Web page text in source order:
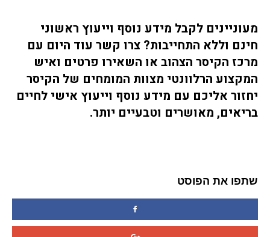
מעוניינים לקבל מידע נוסף וייעוץ ראשוני
חינם וללא התחייבות? צרו קשר עוד היום עם
מרכז הקיסר הצהוב או השאירו פרטים ואיש
המקצוע הרלוונטי מצוות המומחים של הקיסר
יחזור אליכם עם מידע נוסף וייעוץ אישי לחיים
בריאים, מאושרים וטבעיים יותר.
שתפו את הפוסט